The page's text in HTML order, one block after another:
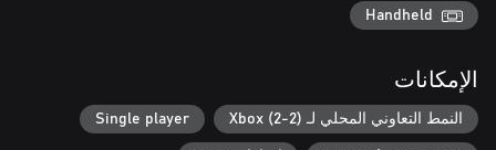
-عند مواجهة صعوبة في التعدين، استخدم التعزيزات أو فجّر المنطقة
Handheld
الإمكانات
النمط التعاوني المحلي لـ Xbox (2-2) Single player